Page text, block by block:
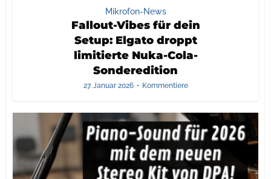
Mikrofon-News
Fallout-Vibes für dein
Setup: Elgato droppt
limitierte Nuka-Cola-
Sonderedition
27. Januar 2026 Kommentiere